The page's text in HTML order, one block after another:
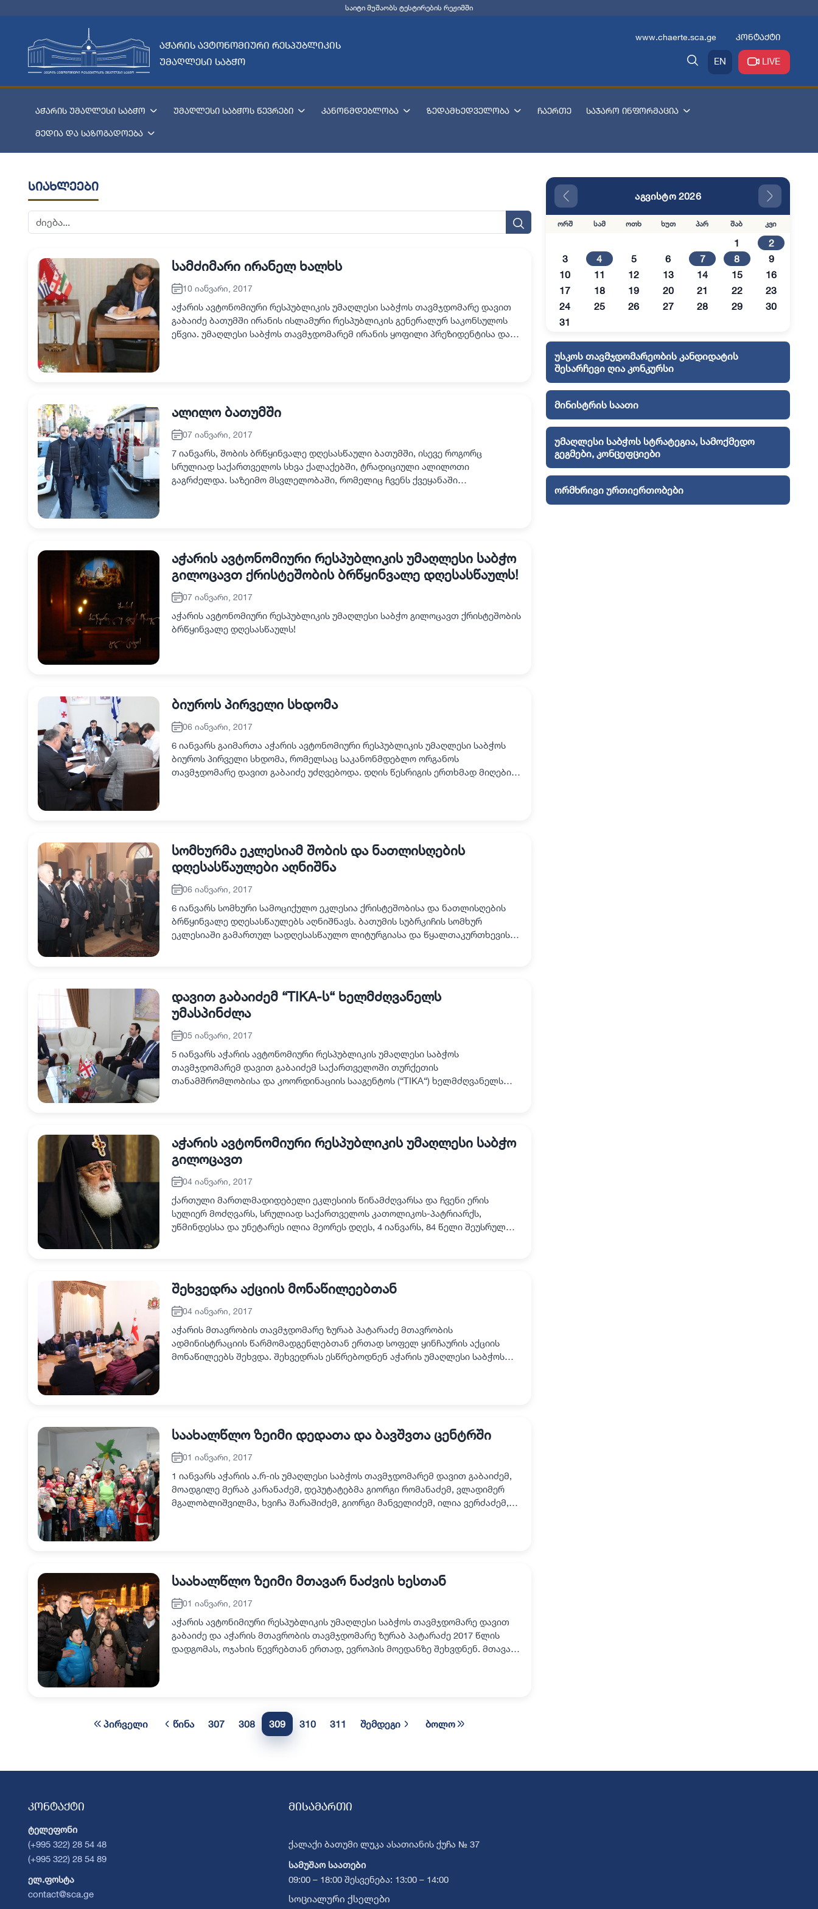
საიტი მუშაობს ტესტირების რეჟიმში
აჭარის ავტონომიური რესპუბლიკის
უმაღლესი საბჭო
www.chaerte.sca.ge კონტაქტი
EN LIVE
აჭარის უმაღლესი საბჭო უმაღლესი საბჭოს წევრები კანონმდებლობა ზედამხედველობა ჩაერთე საჯარო ინფორმაცია
მედია და საზოგადოება
სიახლეები
სამძიმარი ირანელ ხალხს
10 იანვარი, 2017
აჭარის ავტონომიური რესპუბლიკის უმაღლესი საბჭოს თავმჯდომარე დავით
გაბაიძე ბათუმში ირანის ისლამური რესპუბლიკის გენერალურ საკონსულოს
ეწვია. უმაღლესი საბჭოს თავმჯდომარემ ირანის ყოფილი პრეზიდენტისა და
ალილო ბათუმში
07 იანვარი, 2017
7 იანვარს, შობის ბრწყინვალე დღესასწაული ბათუმში, ისევე როგორც
სრულიად საქართველოს სხვა ქალაქებში, ტრადიციული ალილოთი
გაგრძელდა. საზეიმო მსვლელობაში, რომელიც ჩვენს ქვეყანაში
აჭარის ავტონომიური რესპუბლიკის უმაღლესი საბჭო
გილოცავთ ქრისტეშობის ბრწყინვალე დღესასწაულს!
07 იანვარი, 2017
აჭარის ავტონომიური რესპუბლიკის უმაღლესი საბჭო გილოცავთ ქრისტეშობის
ბრწყინვალე დღესასწაულს!
ბიუროს პირველი სხდომა
06 იანვარი, 2017
6 იანვარს გაიმართა აჭარის ავტონომიური რესპუბლიკის უმაღლესი საბჭოს
ბიუროს პირველი სხდომა, რომელსაც საკანონმდებლო ორგანოს
თავმჯდომარე დავით გაბაიძე უძღვებოდა. დღის წესრიგის ერთხმად მიღების
სომხურმა ეკლესიამ შობის და ნათლისღების
დღესასწაულები აღნიშნა
06 იანვარი, 2017
6 იანვარს სომხური სამოციქულო ეკლესია ქრისტეშობისა და ნათლისღების
ბრწყინვალე დღესასწაულებს აღნიშნავს. ბათუმის სუბრკიჩის სომხურ
ეკლესიაში გამართულ სადღესასწაულო ლიტურგიასა და წყალთაკურთხევის
დავით გაბაიძემ “TIKA-ს“ ხელმძღვანელს
უმასპინძლა
05 იანვარი, 2017
5 იანვარს აჭარის ავტონომიური რესპუბლიკის უმაღლესი საბჭოს
თავმჯდომარემ დავით გაბაიძემ საქართველოში თურქეთის
თანამშრომლობისა და კოორდინაციის სააგენტოს (“TIKA“) ხელმძღვანელს
აჭარის ავტონომიური რესპუბლიკის უმაღლესი საბჭო
გილოცავთ
04 იანვარი, 2017
ქართული მართლმადიდებელი ეკლესიის წინამძღვარსა და ჩვენი ერის
სულიერ მოძღვარს, სრულიად საქართველოს კათოლიკოს-პატრიარქს,
უწმინდესსა და უნეტარეს ილია მეორეს დღეს, 4 იანვარს, 84 წელი შეუსრულდა.
შეხვედრა აქციის მონაწილეებთან
04 იანვარი, 2017
აჭარის მთავრობის თავმჯდომარე ზურაბ პატარაძე მთავრობის
ადმინისტრაციის წარმომადგენლებთან ერთად სოფელ ყინჩაურის აქციის
მონაწილეებს შეხვდა. შეხვედრას ესწრებოდნენ აჭარის უმაღლესი საბჭოს
საახალწლო ზეიმი დედათა და ბავშვთა ცენტრში
01 იანვარი, 2017
1 იანვარს აჭარის ა.რ-ის უმაღლესი საბჭოს თავმჯდომარემ დავით გაბაიძემ,
მოადგილე მერაბ კარანაძემ, დეპუტატებმა გიორგი რომანაძემ, ვლადიმერ
მგალობლიშვილმა, ხვიჩა შარაშიძემ, გიორგი მანველიძემ, ილია ვერძაძემ,
საახალწლო ზეიმი მთავარ ნაძვის ხესთან
01 იანვარი, 2017
აჭარის ავტონიმიური რესპუბლიკის უმაღლესი საბჭოს თავმჯდომარე დავით
გაბაიძე და აჭარის მთავრობის თავმჯდომარე ზურაბ პატარაძე 2017 წლის
დადგომას, ოჯახის წევრებთან ერთად, ევროპის მოედანზე შეხვდნენ. მთავარ
პირველი წინა 307 308 309 310 311 შემდეგი ბოლო
აგვისტო 2026
ორშ სამ ოთხ ხუთ პარ შაბ კვი
1
2
3
4 5 6 7 8
9
10
11 12 13 14 15
16
17
18 19 20 21 22
23
24
25 26 27 28 29
30
31
უსკოს თავმჯდომარეობის კანდიდატის
შესარჩევი ღია კონკურსი
მინისტრის საათი
უმაღლესი საბჭოს სტრატეგია, სამოქმედო
გეგმები, კონცეფციები
ორმხრივი ურთიერთობები
კონტაქტი
ტელეფონი
(+995 322) 28 54 48
(+995 322) 28 54 89
ელ.ფოსტა
contact@sca.ge
მისამართი
ქალაქი ბათუმი ლუკა ასათიანის ქუჩა № 37
სამუშაო საათები
09:00 – 18:00 შესვენება: 13:00 – 14:00
სოციალური ქსელები